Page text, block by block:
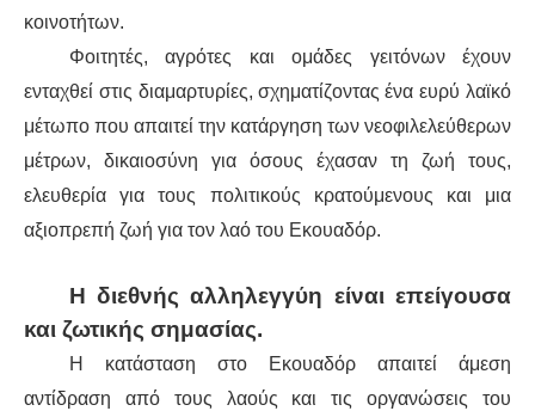
κοινοτήτων.
Φοιτητές, αγρότες και ομάδες γειτόνων έχουν
ενταχθεί στις διαμαρτυρίες, σχηματίζοντας ένα ευρύ λαϊκό
μέτωπο που απαιτεί την κατάργηση των νεοφιλελεύθερων
μέτρων, δικαιοσύνη για όσους έχασαν τη ζωή τους,
ελευθερία για τους πολιτικούς κρατούμενους και μια
αξιοπρεπή ζωή για τον λαό του Εκουαδόρ.
Η διεθνής αλληλεγγύη είναι επείγουσα
και ζωτικής σημασίας.
Η κατάσταση στο Εκουαδόρ απαιτεί άμεση
αντίδραση από τους λαούς και τις οργανώσεις του